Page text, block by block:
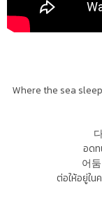
Where the sea
อดท
어
ต่อให้อยู่ใน